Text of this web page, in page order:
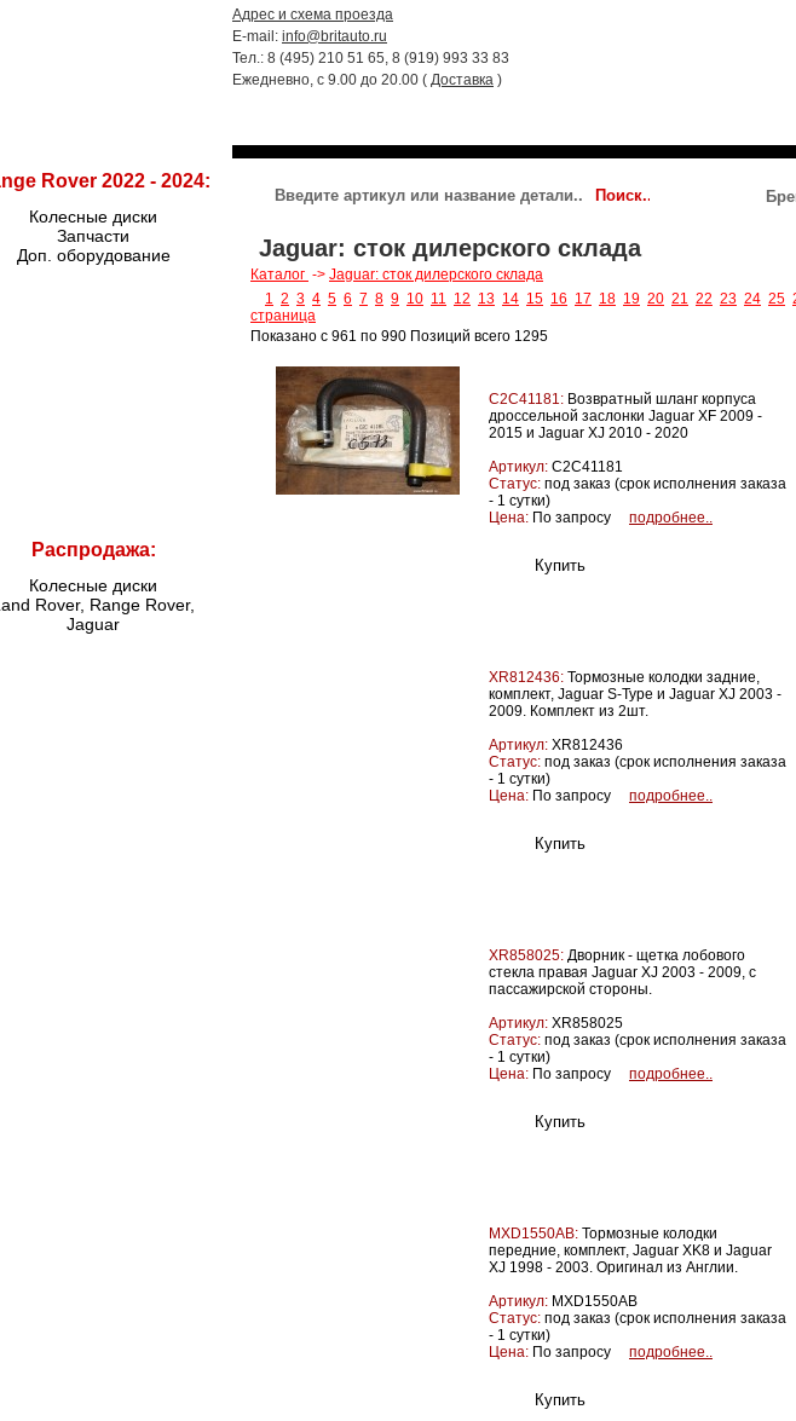
Адрес и схема проезда
E-mail: info@britauto.ru
Тел.: 8 (495) 210 51 65, 8 (919) 993 33 83
Ежедневно, с 9.00 до 20.00 ( Доставка )
Rover 2022 - 2024:
Колесные диски
Запчасти
Доп. оборудование
Распродажа:
Колесные диски
Rover, Range Rover,
Jaguar
Jaguar: сток дилерского склада
Каталог -> Jaguar: сток дилерского склада
1 2 3 4 5 6 7 8 9 10 11 12 13 14 15 16 17 18 19 20 21 22 23 24 25
страница
Показано с 961 по 990 Позиций всего 1295
C2C41181: Возвратный шланг корпуса
дроссельной заслонки Jaguar XF 2009 -
2015 и Jaguar XJ 2010 - 2020
Артикул: C2C41181
Статус: под заказ (срок исполнения заказа
- 1 сутки)
Цена: По запросу подробнее..
XR812436: Тормозные колодки задние,
комплект, Jaguar S-Type и Jaguar XJ 2003 -
2009. Комплект из 2шт.
Артикул: XR812436
Статус: под заказ (срок исполнения заказа
- 1 сутки)
Цена: По запросу подробнее..
XR858025: Дворник - щетка лобового
стекла правая Jaguar XJ 2003 - 2009, с
пассажирской стороны.
Артикул: XR858025
Статус: под заказ (срок исполнения заказа
- 1 сутки)
Цена: По запросу подробнее..
MXD1550AB: Тормозные колодки
передние, комплект, Jaguar XK8 и Jaguar
XJ 1998 - 2003. Оригинал из Англии.
Артикул: MXD1550AB
Статус: под заказ (срок исполнения заказа
- 1 сутки)
Цена: По запросу подробнее..